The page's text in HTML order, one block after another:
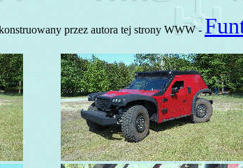
przez autora tej strony WWW -